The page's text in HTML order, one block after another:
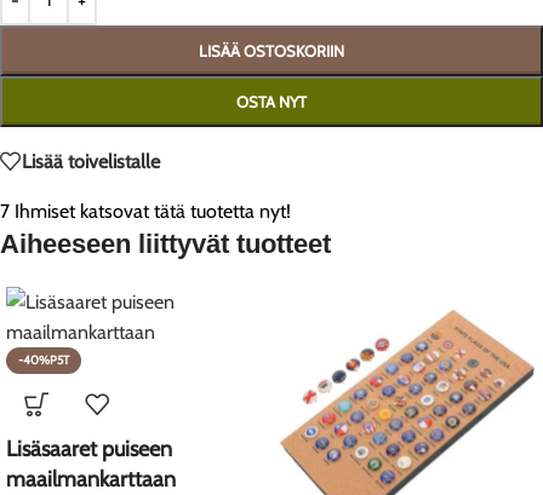
LISÄÄ OSTOSKORIIN
OSTA NYT
Lisää toivelistalle
7 Ihmiset katsovat tätä tuotetta nyt!
Aiheeseen liittyvät tuotteet
-40%P5T
Lisäsaaret puiseen
maailmankarttaan